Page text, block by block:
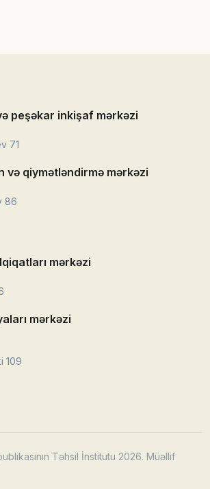
peşəkar inkişaf mərkəzi
71
və qiymətləndirmə mərkəzi
86
mərkəzi
mərkəzi
109
Təhsil İnstitutu 2026. Müəllif